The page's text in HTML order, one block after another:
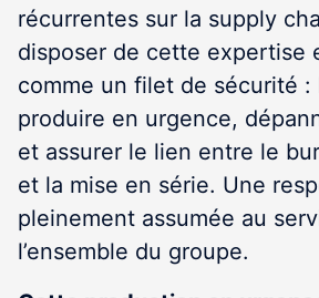
récurrentes sur la supply
disposer de cette expertise
comme un filet de sécurité
produire en urgence,
et assurer le lien entre le
et la mise en série. Une
pleinement assumée au
l’ensemble du groupe.